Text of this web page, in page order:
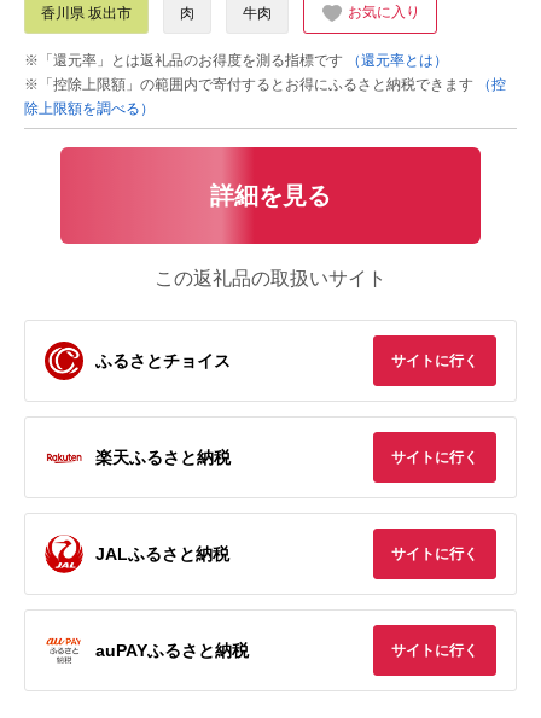
香川県 坂出市 肉 牛肉 お気に入り
※「還元率」とは返礼品のお得度を測る指標です
（還元率とは）
※「控除上限額」の範囲内で寄付するとお得にふるさと納税できます
（控
除上限額を調べる）
詳細を見る
この返礼品の取扱いサイト
ふるさとチョイス サイトに行く
楽天ふるさと納税 サイトに行く
JALふるさと納税 サイトに行く
auPAYふるさと納税 サイトに行く